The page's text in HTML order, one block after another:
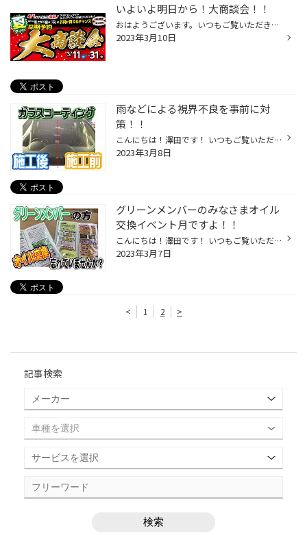
いよいよ明日から！大商談会！！
おはようございます。いつもご覧いただきありがとうございます。 タイヤ館千歳 澤田 です！！ 明日11日（土）から 夏タイヤ 早期予約 大商談会 開催です！！ 夏タイヤ値上がり直前のイベントです！ ご購入特典もご用意してお待ちしております！！ たくさんのご来店お待ちしております！！ 値上げに...
2023年3月10日
雨などによる視界不良を事前に対
策！！
こんにちは！澤田です！ いつもご覧いただきありがとうございます！ 気温も上がってきて雪が融けて ウインドウォッシャー液とワイパーの出番が増えてきてますよね！ もう少ししたら雨も降ってくる時期ですね そこでオススメなのがガラス撥水コーティング！！ 雨もしっかり弾いて 汚れも落ちやすくな...
2023年3月8日
グリーンメンバーのみなさまオイル
交換イベント月ですよ！！
こんにちは！澤田です！ いつもご覧いただきありがとうございます。 当店でご購入いただいたタイヤをご利用中のお客様！ 今月はグリーンメンバー特典の オイル交換イベントです！！ オイル交換忘れていませんか？ 「あれ？前回オイル交換したのいつだっけ？」 とお忘れの方はタイヤ館アプリもしくは...
2023年3月7日
< 1 2 >
記事検索